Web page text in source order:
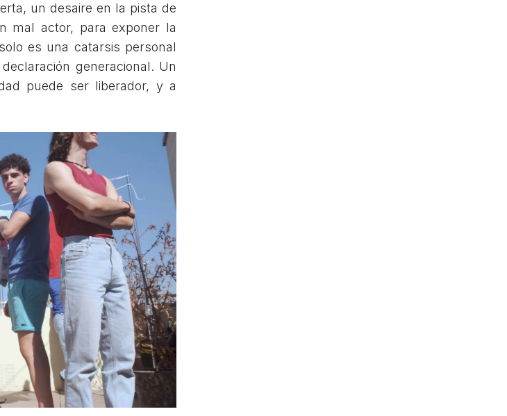
un desaire en la pista de
mal actor, para exponer la
es una catarsis personal
generacional. Un
puede ser liberador, y a